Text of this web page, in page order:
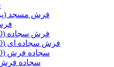
فرش مسجد
فرش سجاده (500 شانه تراکم 1200)
فرش سجاده ای (700 شانه تراکم 2550)
سجاده فرش (500 شانه تراکم 1000)
سجاده فرش 440 شانه تراکم